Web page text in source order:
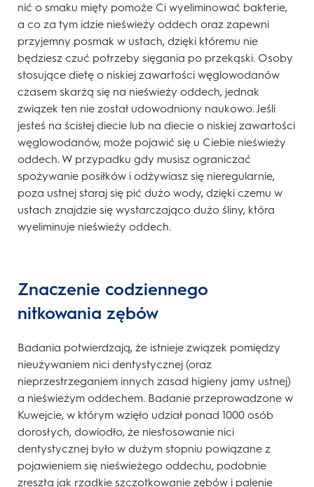
nić o smaku mięty pomoże Ci wyeliminować bakterie,
a co za tym idzie nieświeży oddech oraz zapewni
przyjemny posmak w ustach, dzięki któremu nie
będziesz czuć potrzeby sięgania po przekąski. Osoby
stosujące dietę o niskiej zawartości węglowodanów
czasem skarżą się na nieświeży oddech, jednak
związek ten nie został udowodniony naukowo. Jeśli
jesteś na ścisłej diecie lub na diecie o niskiej zawartości
węglowodanów, może pojawić się u Ciebie nieświeży
oddech. W przypadku gdy musisz ograniczać
spożywanie posiłków i odżywiasz się nieregularnie,
poza ustnej staraj się pić dużo wody, dzięki czemu w
ustach znajdzie się wystarczająco dużo śliny, która
wyeliminuje nieświeży oddech.
Znaczenie codziennego
nitkowania zębów
Badania potwierdzają, że istnieje związek pomiędzy
nieużywaniem nici dentystycznej (oraz
nieprzestrzeganiem innych zasad higieny jamy ustnej)
a nieświeżym oddechem. Badanie przeprowadzone w
Kuwejcie, w którym wzięło udział ponad 1000 osób
dorosłych, dowiodło, że niestosowanie nici
dentystycznej było w dużym stopniu powiązane z
pojawieniem się nieświeżego oddechu, podobnie
zresztą jak rzadkie szczotkowanie zębów i palenie